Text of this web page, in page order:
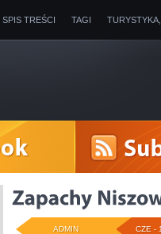
SPIS TREŚCI TAGI
CZE -
ADMIN